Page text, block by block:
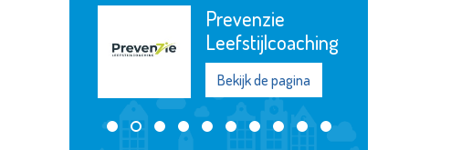
Prevenzie
Leefstijlcoaching
Bekijk de pagina